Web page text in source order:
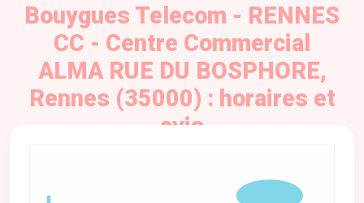
BIEN MANGER
BIEN CHEZ SOI
Bouygues Telecom - RENNES
CC - Centre Commercial
ALMA RUE DU BOSPHORE,
Rennes (35000) : horaires et
avis